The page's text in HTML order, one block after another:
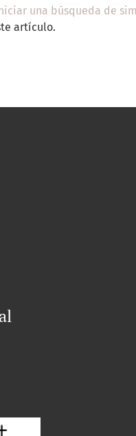
una búsqueda de
artículo.